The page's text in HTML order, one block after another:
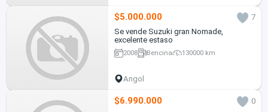
$5.000.000
7
Se vende Suzuki gran Nomade,
excelente estaso
2008 Bencina 130000 km
Angol
$6.990.000
0